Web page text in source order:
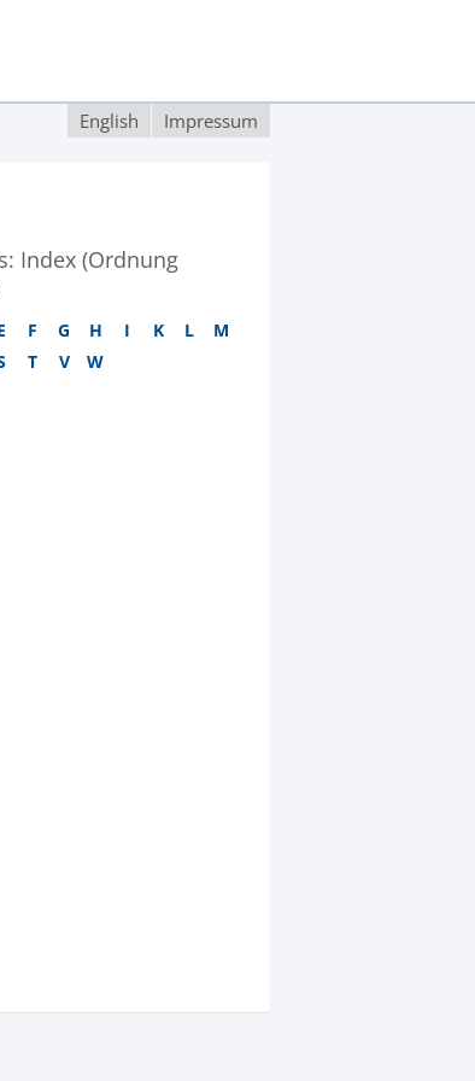
Impressum
English
Index (Ordnung
F G H I K L
M
T V W